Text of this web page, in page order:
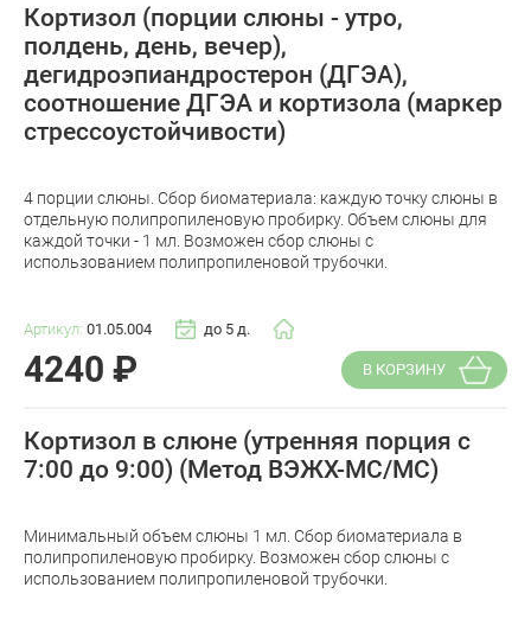
Кортизол (порции слюны - утро,
полдень, день, вечер),
дегидроэпиандростерон (ДГЭА),
соотношение ДГЭА и кортизола (маркер
стрессоустойчивости)
4 порции слюны. Сбор биоматериала: каждую точку слюны в
отдельную полипропиленовую пробирку. Объем слюны для
каждой точки - 1 мл. Возможен сбор слюны с
использованием полипропиленовой трубочки.
Артикул: 01.05.004 до 5 д.
4240 ₽ В КОРЗИНУ
Кортизол в слюне (утренняя порция с
7:00 до 9:00) (Метод ВЭЖХ-МС/МС)
Минимальный объем слюны 1 мл. Сбор биоматериала в
полипропиленовую пробирку. Возможен сбор слюны с
использованием полипропиленовой трубочки.